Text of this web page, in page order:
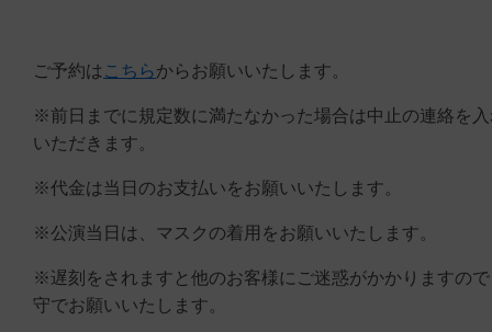
ご予約は こちらからお願いいたします。
※前日までに規定数に満たなかった場合は中止の連絡を
いただきます。
※代金は当日のお支払いをお願いいたします。
※公演当日は、マスクの着用をお願いいたします。
※遅刻をされますと他のお客様にご迷惑がかかりますの
守でお願いいたします。